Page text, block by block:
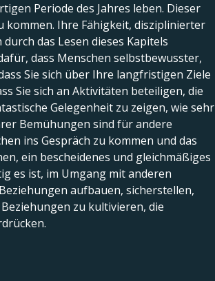
Periode des Jahres leben. Dieser
kommen. Ihre Fähigkeit, disziplinierter
das Lesen dieses Kapitels
dass Menschen selbstbewusster,
Sie sich über Ihre langfristigen Ziele
Sie sich an Aktivitäten beteiligen, die
Gelegenheit zu zeigen, wie sehr
Bemühungen sind für andere
ins Gespräch zu kommen und das
ein bescheidenes und gleichmäßiges
es ist, im Umgang mit anderen
aufbauen, sicherstellen,
zu kultivieren, die